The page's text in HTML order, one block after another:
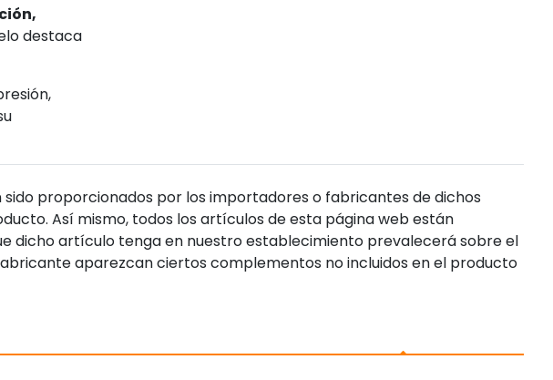
destaca
proporcionados por los importadores o fabricantes de dichos
Así mismo, todos los artículos de esta página web están
dicho artículo tenga en nuestro establecimiento prevalecerá sobre el
aparezcan ciertos complementos no incluidos en el producto